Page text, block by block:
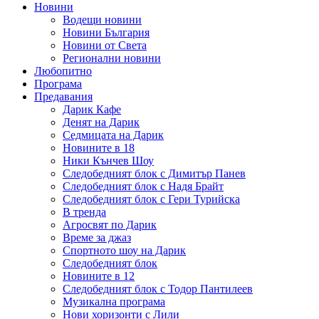
Новини
Водещи новини
Новини България
Новини от Света
Регионални новини
Любопитно
Програма
Предавания
Дарик Кафе
Денят на Дарик
Седмицата на Дарик
Новините в 18
Ники Кънчев Шоу
Следобедният блок с Димитър Панев
Следобедният блок с Надя Брайт
Следобедният блок с Гери Турийска
В тренда
Агросвят по Дарик
Време за джаз
Спортното шоу на Дарик
Следобедният блок
Новините в 12
Следобедният блок с Тодор Пантилеев
Музикална програма
Нови хоризонти с Лили